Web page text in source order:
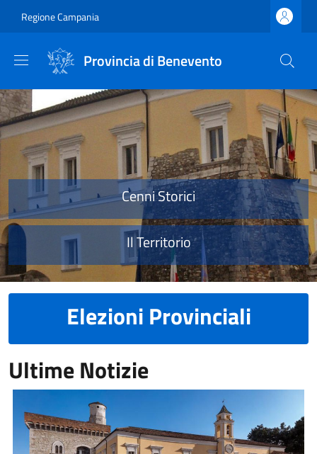
Regione Campania
Provincia di Benevento
Provincia di Benevento
Cenni Storici
Il Territorio
Elezioni Provinciali
Ultime Notizie